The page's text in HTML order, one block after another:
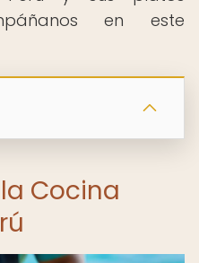
en este
Cocina